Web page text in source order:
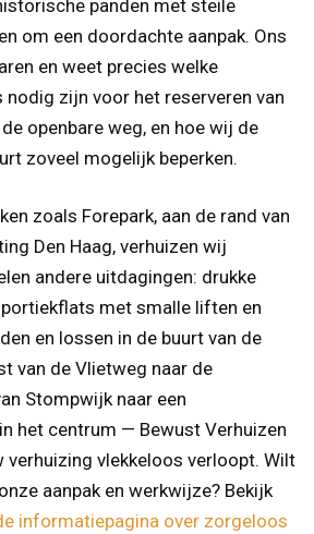
panden met steile
om een doordachte aanpak. Ons
en weet precies welke
zijn voor het reserveren van
openbare weg, en hoe wij de
zoveel mogelijk beperken.
zoals Forepark, aan de rand van
Den Haag, verhuizen wij
andere uitdagingen: drukke
met smalle liften en
en lossen in de buurt van de
van de Vlietweg naar de
Stompwijk naar een
het centrum — Bewust Verhuizen
vlekkeloos verloopt. Wilt
aanpak en werkwijze? Bekijk
informatiepagina over zorgeloos